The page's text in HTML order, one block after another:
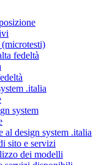
fedeltà
.italia
system
al design system .italia
sito e servizi
dei modelli